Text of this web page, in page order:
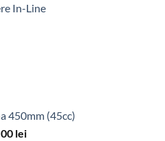
In-Line
450mm (45cc)
leiPrețul